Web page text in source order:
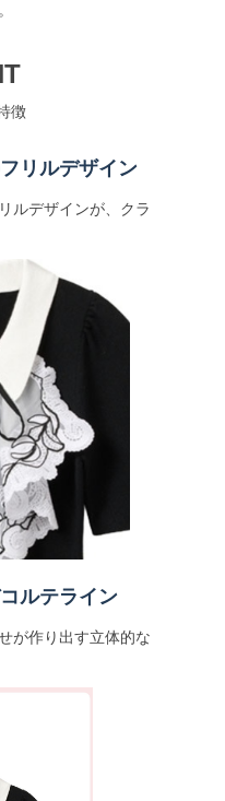
徴
リルデザイン
ルデザインが、クラ
ルテライン
が作り出す立体的な